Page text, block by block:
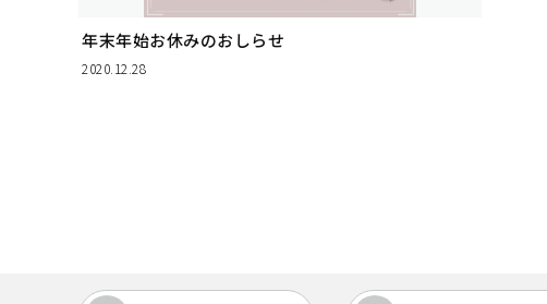
年末年始お休みのおしらせ
2020.12.28